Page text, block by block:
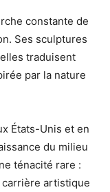
constante de
Ses sculptures
traduisent
par la nature
États-Unis et en
du milieu
ténacité rare :
artistique